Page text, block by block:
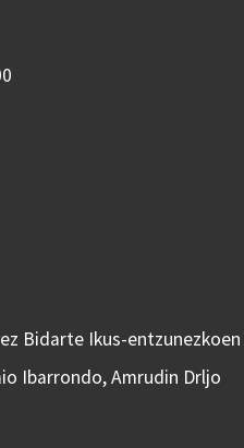
Bidarte Ikus-
Ibarrondo, Amrudin Drljo